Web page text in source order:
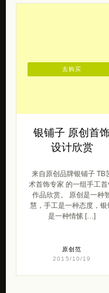
银铺子 原创首饰
设计欣赏
来自原创品牌银铺子 TB
术首饰专家 的一组手工首
作品欣赏。 原创是一种
慧，手工是一种态度，银
是一种情愫 […]
原创范
2015/10/19
去购买